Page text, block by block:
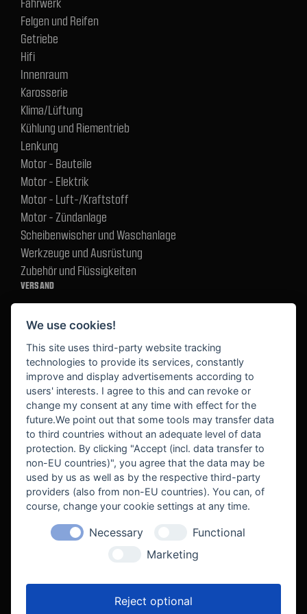
Felgen und Reifen
Getriebe
Hifi
Innenraum
Karosserie
Klima/Lüftung
Kühlung und Riementrieb
Lenkung
Motor - Bauteile
Motor - Elektrik
Motor - Luft-/Kraftstoff
Motor - Zündanlage
Scheibenwischer und Waschanlage
Werkzeuge und Ausrüstung
Zubehör und Flüssigkeiten
VERSAND
BEKANNT AUS
We use cookies!
This site uses third-party website tracking
technologies to provide its services, constantly
improve and display advertisements according to
users' interests. I agree to this and can revoke or
change my consent at any time with effect for the
future.We point out that some tools may transfer data
to third countries without an adequate level of data
protection. By clicking "Accept (incl. data transfer to
non-EU countries)", you agree that the data may be
used by us as well as by the respective third-party
providers (also from non-EU countries). You can, of
course, change your cookie settings at any time.
Necessary
Functional
Marketing
Reject optional